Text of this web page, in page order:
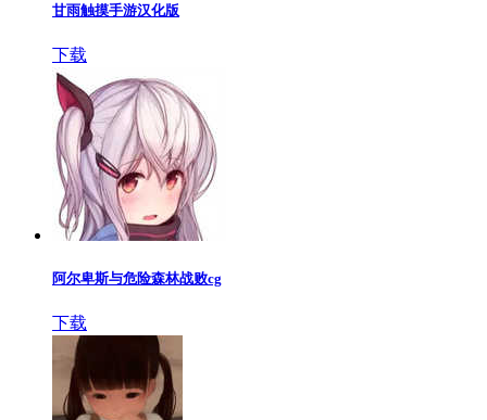
甘雨触摸手游汉化版
下载
阿尔卑斯与危险森林战败cg
下载